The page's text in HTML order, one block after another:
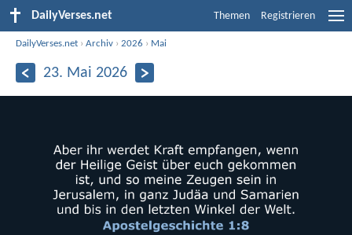
DailyVerses.net Themen Registrieren
DailyVerses.net ›Archiv ›2026 › Mai
23. Mai 2026